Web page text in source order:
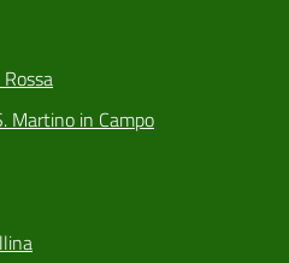
Martino in Campo